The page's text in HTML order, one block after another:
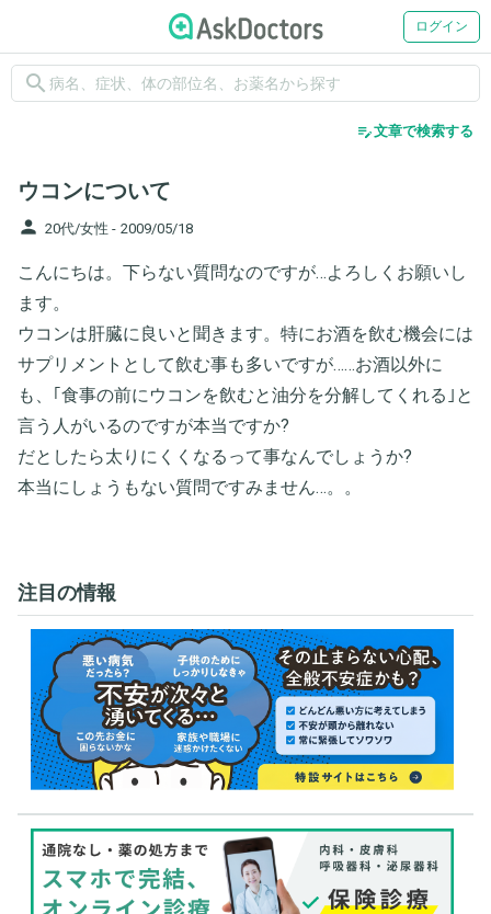
ログイン
search
edit_note文章で検索する
ウコンについて
person 20代/女性 - 2009/05/18
こんにちは。下らない質問なのですが…よろしくお願いし
ます。
ウコンは肝臓に良いと聞きます。特にお酒を飲む機会には
サプリメントとして飲む事も多いですが……お酒以外に
も、｢食事の前にウコンを飲むと油分を分解してくれる｣と
言う人がいるのですが本当ですか?
だとしたら太りにくくなるって事なんでしょうか?
本当にしょうもない質問ですみません…。。
注目の情報